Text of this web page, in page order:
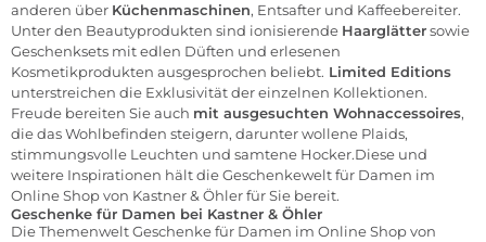
anderen über Küchenmaschinen, Entsafter und Kaffeebereiter.
Unter den Beautyprodukten sind ionisierende Haarglättersowie
Geschenksets mit edlen Düften und erlesenen
Kosmetikprodukten ausgesprochen beliebt. Limited Editions
unterstreichen die Exklusivität der einzelnen Kollektionen.
Freude bereiten Sie auch mit ausgesuchten Wohnaccessoires,
die das Wohlbefinden steigern, darunter wollene Plaids,
stimmungsvolle Leuchten und samtene Hocker.Diese und
weitere Inspirationen hält die Geschenkewelt für Damen im
Online Shop von Kastner & Öhler für Sie bereit.
Geschenke für Damen bei Kastner & Öhler
Die Themenwelt Geschenke für Damen im Online Shop von